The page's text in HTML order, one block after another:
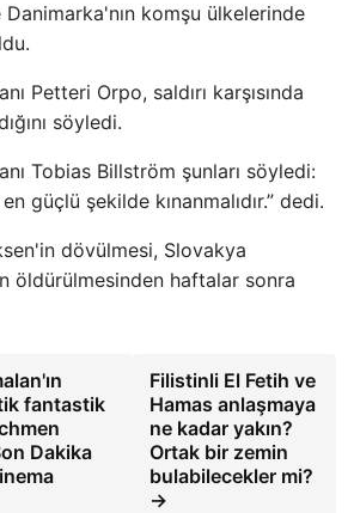
Danimarka'nın komşu ülkelerinde
Petteri Orpo, saldırı karşısında
söyledi.
Tobias Billström şunları söyledi:
güçlü şekilde kınanmalıdır.” dedi.
dövülmesi, Slovakya
öldürülmesinden haftalar sonra
fantastik
Dakika
Filistinli El Fetih ve
Hamas anlaşmaya
ne kadar yakın?
Ortak bir zemin
bulabilecekler mi?
→